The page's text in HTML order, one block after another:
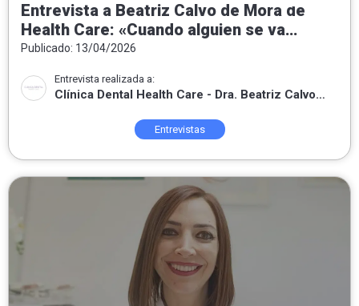
Entrevista a Beatriz Calvo de Mora de
Health Care: «Cuando alguien se va
contento, sé que he sabido escuchar,
conocimientos a su servicio.»
Publicado: 13/04/2026
Entrevista realizada a:
Clínica Dental Health Care - Dra. Beatriz Calvo
Entrevistas